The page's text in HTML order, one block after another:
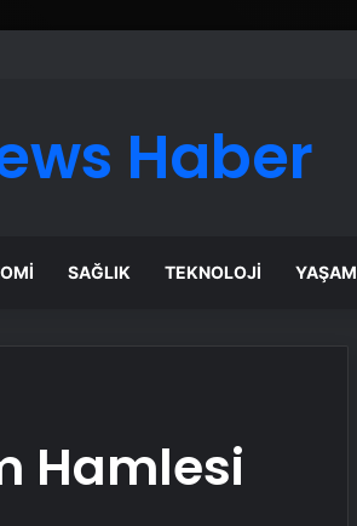
Haber
SAĞLIK TEKNOLOJI YAŞAM
Hamlesi